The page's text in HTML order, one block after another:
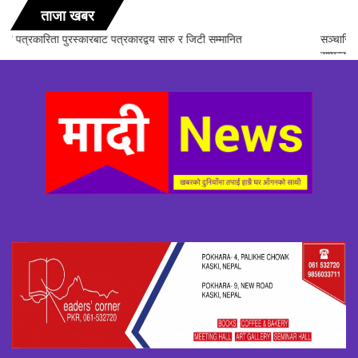
ताजा खबर
सञ्चारिका समूह गण्डकीद्धारा ‘सञ्चारमा क्वान्टम हिलिङको महत्त्व’ विषयक अन्तरक्रिया